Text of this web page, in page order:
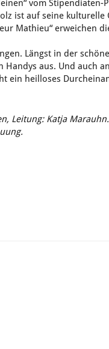
vom Stipendiaten-
ist auf seine
Mathieu“ erweichen
Längst in der
aus. Und auch
ein heilloses
Leitung: Katja